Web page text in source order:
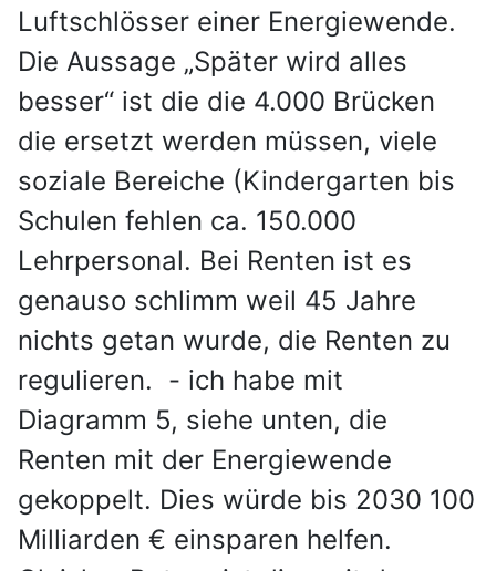
Luftschlösser einer Energiewende.
Die Aussage „Später wird alles
besser“ ist die die 4.000 Brücken
die ersetzt werden müssen, viele
soziale Bereiche (Kindergarten bis
Schulen fehlen ca. 150.000
Lehrpersonal. Bei Renten ist es
genauso schlimm weil 45 Jahre
nichts getan wurde, die Renten zu
regulieren. - ich habe mit
Diagramm 5, siehe unten, die
Renten mit der Energiewende
gekoppelt. Dies würde bis 2030 100
Milliarden € einsparen helfen.